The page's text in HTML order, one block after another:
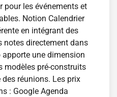
pour les événements et
Notion Calendrier
en intégrant des
notes directement dans
apporte une dimension
modèles pré-construits
réunions. Les prix
: Google Agenda